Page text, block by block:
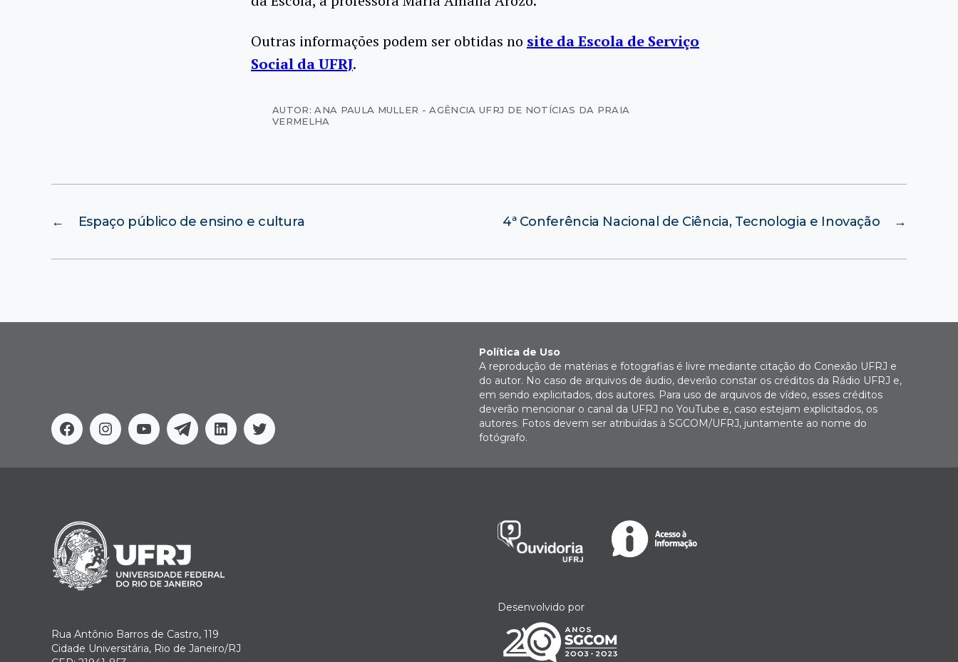
Outras informações podem ser obtidas no site da Escola de Serviço
Social da UFRJ.
AUTOR: ANA PAULA MULLER - AGÊNCIA UFRJ DE NOTÍCIAS DA PRAIA
VERMELHA
← Espaço público de ensino e cultura →
4ª Conferência Nacional de Ciência, Tecnologia e Inovação
FacebookInstagram
YoutubeTelegramLinkedinTwitter
Política de Uso
A reprodução de matérias e fotografias é livre mediante citação do Conexão UFRJ e
do autor. No caso de arquivos de áudio, deverão constar os créditos da Rádio UFRJ e,
em sendo explicitados, dos autores. Para uso de arquivos de vídeo, esses créditos
deverão mencionar o canal da UFRJ no YouTube e, caso estejam explicitados, os
autores. Fotos devem ser atribuídas à SGCOM/UFRJ, juntamente ao nome do
fotógrafo.
Rua Antônio Barros de Castro, 119
Cidade Universitária, Rio de Janeiro/RJ
Desenvolvido por